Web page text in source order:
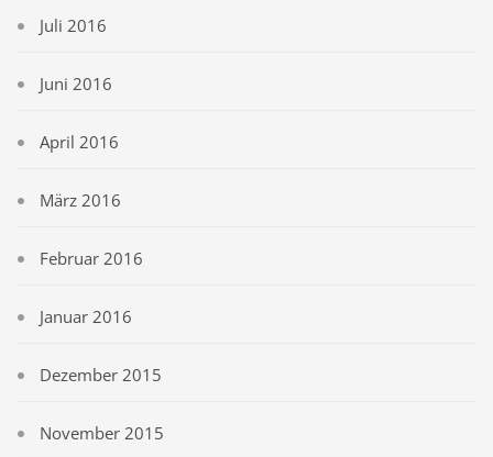
Juli 2016
Juni 2016
April 2016
März 2016
Februar 2016
Januar 2016
Dezember 2015
November 2015